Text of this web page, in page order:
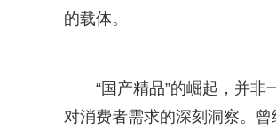
的载体。
“国产精品”的崛起，并
对消费者需求的深刻洞察。